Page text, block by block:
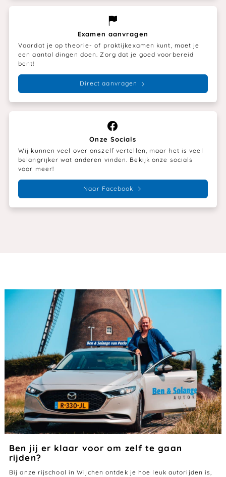
Examen aanvragen
Voordat je op theorie- of praktijkexamen kunt, moet je
een aantal dingen doen. Zorg dat je goed voorbereid
bent!
Direct aanvragen
Onze Socials
Wij kunnen veel over onszelf vertellen, maar het is veel
belangrijker wat anderen vinden. Bekijk onze socials
voor meer!
Naar Facebook
Ben jij er klaar voor om zelf te gaan
rijden?
Bij onze rijschool in Wijchen ontdek je hoe leuk autorijden is,